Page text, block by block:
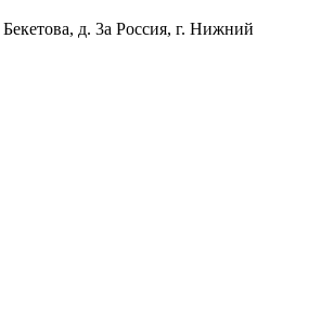
Бекетова, д. 3а Россия, г. Нижний